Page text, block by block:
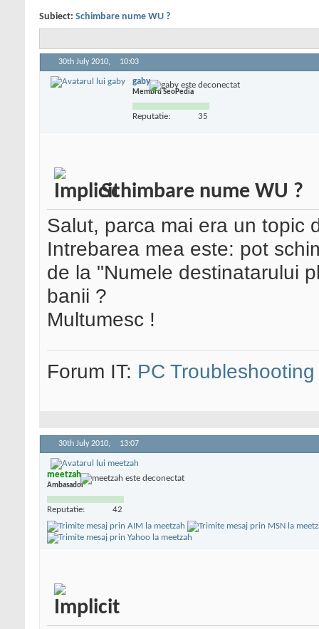
Subiect: Schimbare nume WU ?
30th July 2010, 10:03
gaby
Membru SeoPedia
Reputatie: 35
Schimbare nume WU ?
Salut, parca mai era un topic
Intrebarea mea este: pot
de la "Numele destinatarului
banii ?
Multumesc !
Forum IT: PC Troubleshooting
30th July 2010, 13:07
meetzah
Ambasador
Reputatie: 42